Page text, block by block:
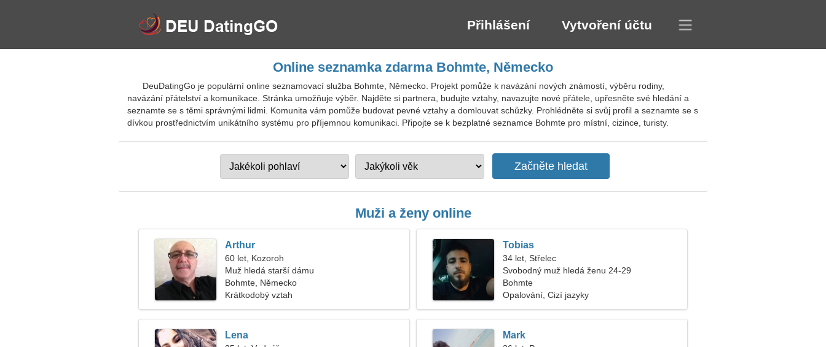
Přihlášení Vytvoření účtu
Online seznamka zdarma Bohmte, Německo
DeuDatingGo je populární online seznamovací služba Bohmte, Německo. Projekt pomůže k navázání nových známostí, výběru rodiny,
navázání přátelství a komunikace. Stránka umožňuje výběr. Najděte si partnera, budujte vztahy, navazujte nové přátele, upřesněte své hledání a
seznamte se s těmi správnými lidmi. Komunita vám pomůže budovat pevné vztahy a domlouvat schůzky. Prohlédněte si svůj profil a seznamte se s
dívkou prostřednictvím unikátního systému pro příjemnou komunikaci. Připojte se k bezplatné seznamce Bohmte pro místní, cizince, turisty.
Muži a ženy online
Arthur
60 let, Kozoroh
Muž hledá starší dámu
Bohmte, Německo
Krátkodobý vztah
Tobias
34 let, Střelec
Svobodný muž hledá ženu 24-29
Bohmte
Opalování, Cizí jazyky
Lena Mark